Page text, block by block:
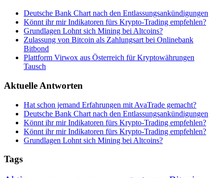
Deutsche Bank Chart nach den Entlassungsankündigungen
Könnt ihr mir Indikatoren fürs Krypto-Trading empfehlen?
Grundlagen Lohnt sich Mining bei Altcoins?
Zulassung von Bitcoin als Zahlungsart bei Onlinebank
Bitbond
Plattform Virwox aus Österreich für Kryptowährungen
Tausch
Aktuelle Antworten
Hat schon jemand Erfahrungen mit AvaTrade gemacht?
Deutsche Bank Chart nach den Entlassungsankündigungen
Könnt ihr mir Indikatoren fürs Krypto-Trading empfehlen?
Könnt ihr mir Indikatoren fürs Krypto-Trading empfehlen?
Grundlagen Lohnt sich Mining bei Altcoins?
Tags